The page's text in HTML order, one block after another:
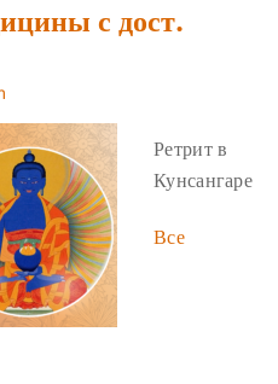
с дост.
Ретрит в
Кунсангаре
Все